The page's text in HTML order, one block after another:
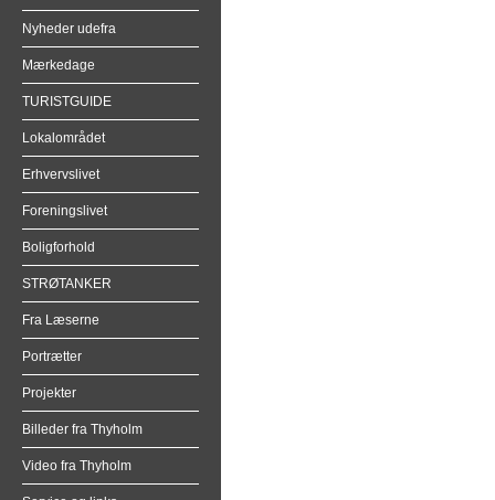
Nyheder udefra
Mærkedage
TURISTGUIDE
Lokalområdet
Erhvervslivet
Foreningslivet
Boligforhold
STRØTANKER
Fra Læserne
Portrætter
Projekter
Billeder fra Thyholm
Video fra Thyholm